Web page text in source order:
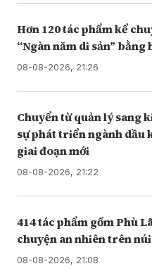
Hơn 120 tác phẩm kể
“Ngàn năm di sản” bằng
08-08-2026, 21:26
Chuyển từ quản lý sang
sự phát triển ngành dầu
giai đoạn mới
08-08-2026, 21:22
414 tác phẩm gốm Phù
chuyện an nhiên trên
08-08-2026, 21:08